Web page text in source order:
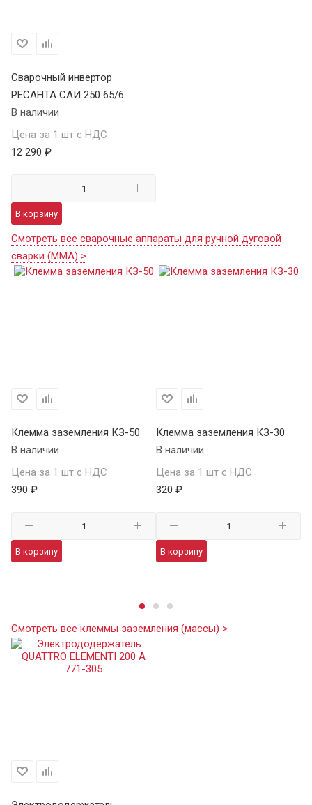
Сварочный инвертор
РЕСАНТА САИ 250 65/6
В наличии
Цена за 1 шт с НДС
12 290 ₽
В корзину
Смотреть все сварочные аппараты для ручной дуговой
сварки (MMA) >
Клемма заземления КЗ-50
В наличии
Цена за 1 шт с НДС
390 ₽
В корзину
Клемма заземления КЗ-30
В наличии
Цена за 1 шт с НДС
320 ₽
В корзину
Смотреть все клеммы заземления (массы) >